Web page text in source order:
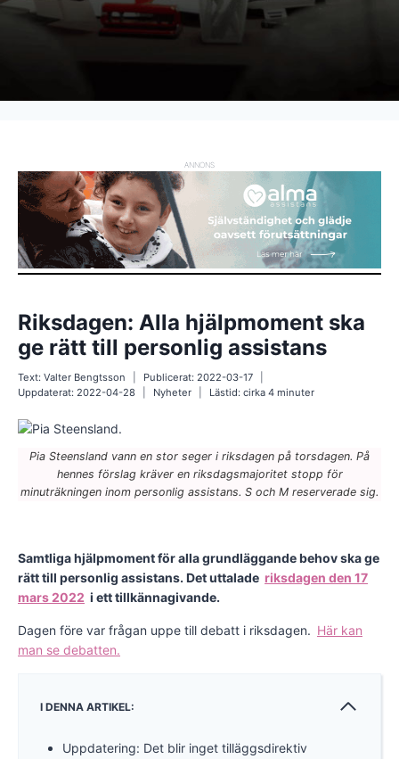
ANNONS
Riksdagen: Alla hjälpmoment ska
ge rätt till personlig assistans
Text: Valter Bengtsson Publicerat: 2022-03-17
Uppdaterat: 2022-04-28 Nyheter Lästid: cirka4minuter
Pia Steensland vann en stor seger i riksdagen på torsdagen. På
hennes förslag kräver en riksdagsmajoritet stopp för
minuträkningen inom personlig assistans. S och M reserverade sig.
Samtliga hjälpmoment för alla grundläggande behov ska ge
rätt till personlig assistans. Det uttalade riksdagen den 17
mars 2022 i ett tillkännagivande.
Dagen före var frågan uppe till debatt i riksdagen. Här kan
man se debatten.
I DENNA ARTIKEL:
Uppdatering: Det blir inget tilläggsdirektiv